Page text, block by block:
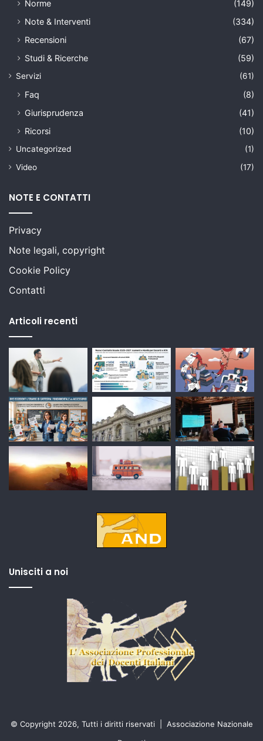
Norme
(149)
Note & Interventi
(334)
Recensioni
(67)
Studi & Ricerche
(59)
Servizi (61)
Faq
(8)
Giurisprudenza
(41)
Ricorsi
(10)
Uncategorized
(1)
Video
(17)
NOTE E CONTATTI
Privacy
Note legali, copyright
Cookie Policy
Contatti
Articoli recenti
Unisciti a noi
© Copyright 2026, Tutti i diritti riservati | Associazione Nazionale